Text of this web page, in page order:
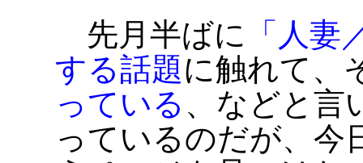
先月半ばに 「人
する話題に触れて、
っている 、などと言
っているのだが、今